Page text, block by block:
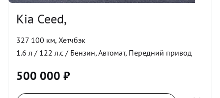
Kia Ceed,
327 100 км, Хетчбэк
1.6 л / 122 л.с / Бензин,Автомат, Передний привод
500 000 ₽